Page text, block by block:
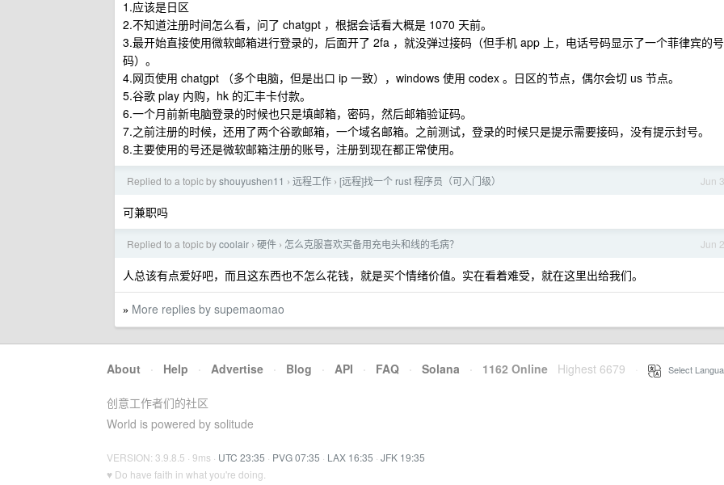
1.应该是日区
2.不知道注册时间怎么看，问了 chatgpt ，根据会话看大概是 1070 天前。
3.最开始直接使用微软邮箱进行登录的，后面开了 2fa ，就没弹过接码（但手机 app 上，电话号码显示了一个菲律宾的号
码）。
4.网页使用 chatgpt （多个电脑，但是出口 ip 一致），windows 使用 codex 。日区的节点，偶尔会切 us 节点。
5.谷歌 play 内购，hk 的汇丰卡付款。
6.一个月前新电脑登录的时候也只是填邮箱，密码，然后邮箱验证码。
7.之前注册的时候，还用了两个谷歌邮箱，一个域名邮箱。之前测试，登录的时候只是提示需要接码，没有提示封号。
8.主要使用的号还是微软邮箱注册的账号，注册到现在都正常使用。
Jun 3
Replied to a topic byshouyushen11 › 远程工作 › [远程]找一个 rust 程序员（可入门级）
可兼职吗
Jun 2
Replied to a topic bycoolair › 硬件 › 怎么克服喜欢买备用充电头和线的毛病？
人总该有点爱好吧，而且这东西也不怎么花钱，就是买个情绪价值。实在看着难受，就在这里出给我们。
» More replies by supemaomao
About · Help · Advertise · Blog · API · FAQ · Solana · 1162 Online Highest 6679 Select
创意工作者们的社区
World is powered by solitude
VERSION: 3.9.8.5 · 9ms · UTC 23:35 · PVG 07:35 · LAX 16:35 · JFK 19:35
♥ Do have faith in what you're doing.